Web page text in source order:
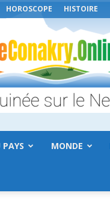
HOROSCOPE HISTOIRE
MONDE